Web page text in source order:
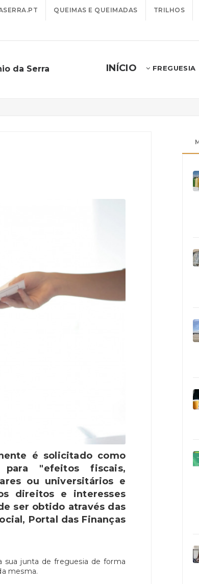
QUEIMAS E QUEIMADAS TRILHOS
da Serra INÍCIO FREGUESIA
é solicitado como
"efeitos fiscais,
ou universitários e
direitos e interesses
ser obtido através das
Portal das Finanças
sua junta de freguesia de forma
mesma.